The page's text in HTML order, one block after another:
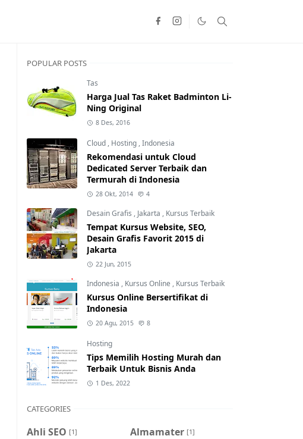
POPULAR POSTS
Tas
Harga Jual Tas Raket Badminton Li-
Ning Original
8 Des, 2016
Cloud , Hosting ,Indonesia
Rekomendasi untuk Cloud
Dedicated Server Terbaik dan
Termurah di Indonesia
28 Okt, 2014 4
Desain Grafis , Jakarta , Kursus Terbaik
Tempat Kursus Website, SEO,
Desain Grafis Favorit 2015 di
Jakarta
22 Jun, 2015
Indonesia , Kursus Online , Kursus Terbaik
Kursus Online Bersertifikat di
Indonesia
20 Agu, 2015 8
Hosting
Tips Memilih Hosting Murah dan
Terbaik Untuk Bisnis Anda
1 Des, 2022
CATEGORIES
Ahli SEO [1] Almamater [1]